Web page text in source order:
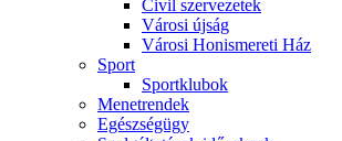
Civil szervezetek
Városi újság
Városi Honismereti Ház
Sport
Sportklubok
Menetrendek
Egészségügy